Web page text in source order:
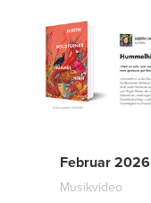
Februar 2026
Musikvideo